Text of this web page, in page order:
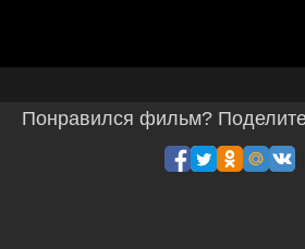
Понравился фильм?